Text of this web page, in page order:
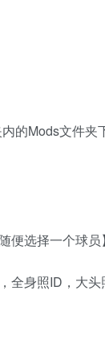
的Mods文件
选择一个球员】
全身照ID，大